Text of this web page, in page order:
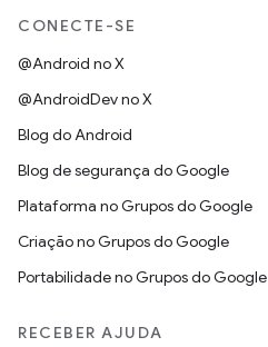
CONECTE-SE
@Android no X
@AndroidDev no X
Blog do Android
Blog de segurança do Google
Plataforma no Grupos do Google
Criação no Grupos do Google
Portabilidade no Grupos do Google
RECEBER AJUDA